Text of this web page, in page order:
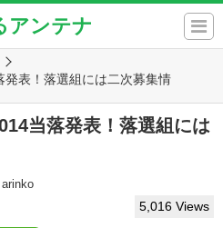
アンテナ
発表！落選組には二次募集情
当落発表！落選組には
arinko
5,016 Views